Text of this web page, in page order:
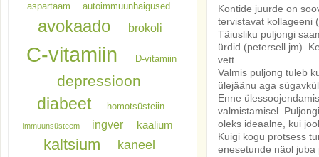
Kontide juurde on
tervistavat kollageeni
Täiusliku puljongi
ürdid (petersell jm).
vett.
Valmis puljong tuleb
ülejäänu aga
Enne
valmistamisel.
oleks ideaalne, kui
Kuigi kogu protsess
enesetunde näol
aspartaam autoimmuunhaigused
avokaado brokoli
C-vitamiin D-vitamiin
depressioon
diabeet homotsüsteiin
immuunsüsteem ingver kaalium
kaltsium kaneel